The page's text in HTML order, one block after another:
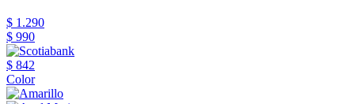
$ 1.290
$ 990
$ 842
Color